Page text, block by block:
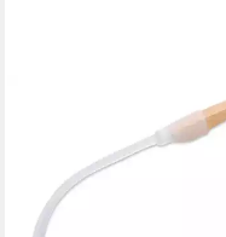
Brillengestell kwmobile
Antirutsch Brillenband für
Brillenbügel Set - 2x Silikon,
Antirutsch Sportband für